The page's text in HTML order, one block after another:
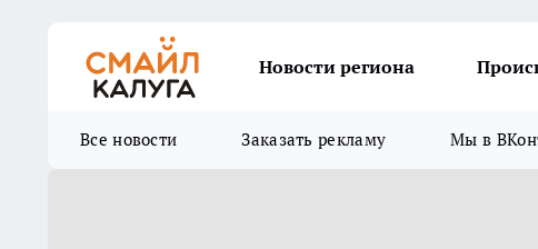
Новости региона
Все новости Заказать рекламу Мы в